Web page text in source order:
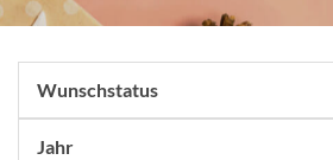
Wunschstatus
Jahr